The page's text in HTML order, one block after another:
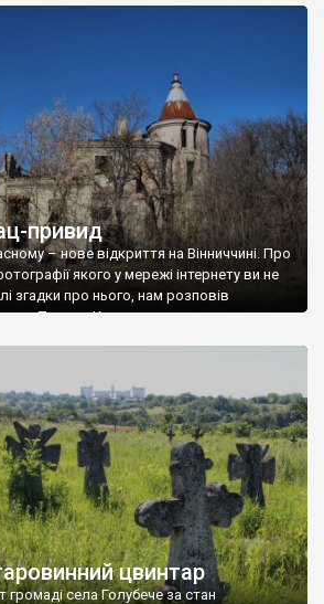
привид
– нове відкриття на Вінниччині. Про
якого у мережі інтернету ви не
згадки про нього, нам розповів
Палац у Красному вразив не лише
цвинтар
громаді села Голубече за стан